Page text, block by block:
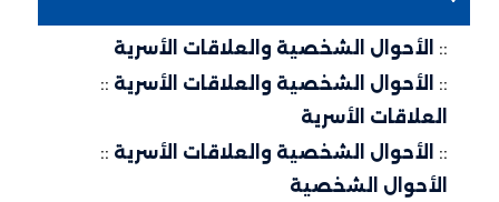
الأحوال الشخصية والعلاقات الأسرية
الأحوال الشخصية والعلاقات الأسرية ::
العلاقات الأسرية
الأحوال الشخصية والعلاقات الأسرية ::
الأحوال الشخصية